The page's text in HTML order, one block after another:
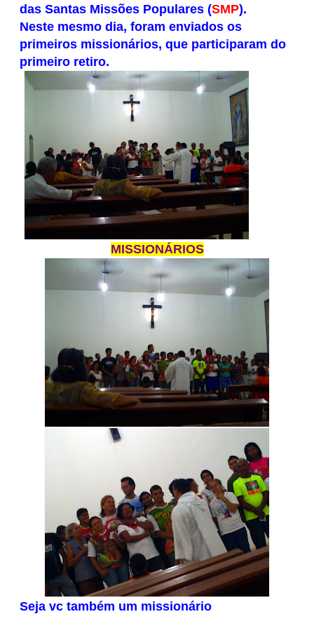
das Santas Missões Populares (SMP).
Neste mesmo dia, foram enviados os
primeiros missionários, que participaram do
primeiro retiro.
MISSIONÁRIOS
Seja vc também um missionário